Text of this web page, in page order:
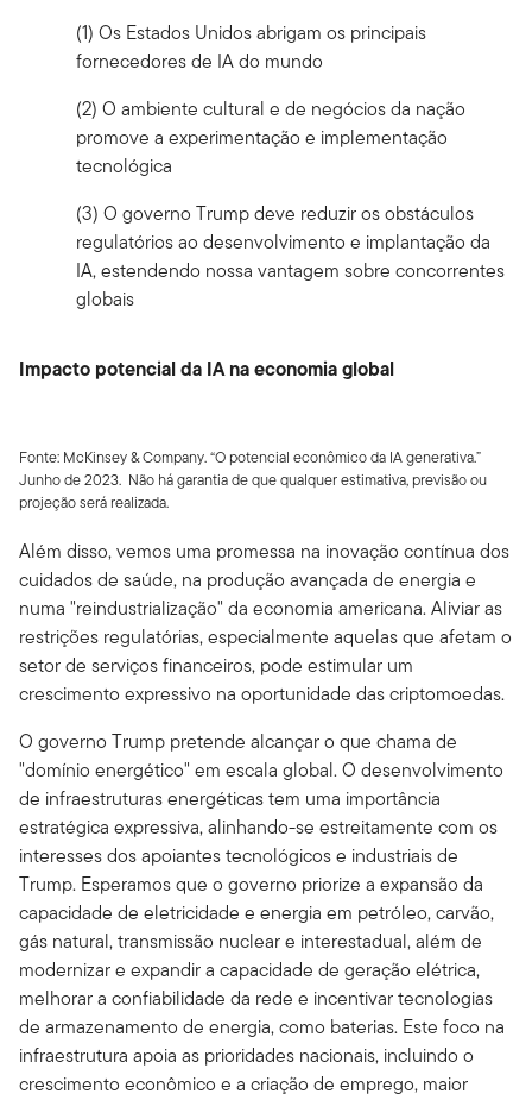
(1) Os Estados Unidos abrigam os principais
fornecedores de IA do mundo
(2) O ambiente cultural e de negócios da nação
promove a experimentação e implementação
tecnológica
(3) O governo Trump deve reduzir os obstáculos
regulatórios ao desenvolvimento e implantação da
IA, estendendo nossa vantagem sobre concorrentes
globais
Impacto potencial da IA na economia global
Fonte: McKinsey & Company. “O potencial econômico da IA generativa.”
Junho de 2023. Não há garantia de que qualquer estimativa, previsão ou
projeção será realizada.
Além disso, vemos uma promessa na inovação contínua dos
cuidados de saúde, na produção avançada de energia e
numa "reindustrialização" da economia americana. Aliviar as
restrições regulatórias, especialmente aquelas que afetam o
setor de serviços financeiros, pode estimular um
crescimento expressivo na oportunidade das criptomoedas.
O governo Trump pretende alcançar o que chama de
"domínio energético" em escala global. O desenvolvimento
de infraestruturas energéticas tem uma importância
estratégica expressiva, alinhando-se estreitamente com os
interesses dos apoiantes tecnológicos e industriais de
Trump. Esperamos que o governo priorize a expansão da
capacidade de eletricidade e energia em petróleo, carvão,
gás natural, transmissão nuclear e interestadual, além de
modernizar e expandir a capacidade de geração elétrica,
melhorar a confiabilidade da rede e incentivar tecnologias
de armazenamento de energia, como baterias. Este foco na
infraestrutura apoia as prioridades nacionais, incluindo o
crescimento econômico e a criação de emprego, maior